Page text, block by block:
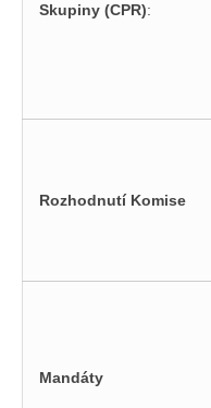
Skupiny (CPR):
Rozhodnutí Komise
Mandáty